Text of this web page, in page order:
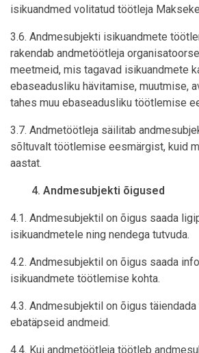
isikuandmed volitatud töötleja
3.6. Andmesubjekti isikuandmete
rakendab andmetöötleja
meetmeid, mis tagavad isikuandmete
ebaseadusliku hävitamise, muutmise,
tahes muu ebaseadusliku töötlemise
3.7. Andmetöötleja säilitab
sõltuvalt töötlemise eesmärgist, kuid
aastat.
Andmesubjekti õigused
4.1. Andmesubjektil on õigus saada
isikuandmetele ning nendega tutvuda.
4.2. Andmesubjektil on õigus saada
isikuandmete töötlemise kohta.
4.3. Andmesubjektil on õigus täiendada
ebatäpseid andmeid.
4.4. Kui andmetöötleja töötleb